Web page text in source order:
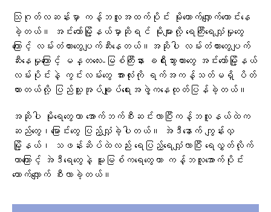
သြဂုတ်လဆန်းမှာ ကန့်ဘလူအထက်ပိုင်း မိုးတောက်လျှောက်ကောင်းနေ
ခဲ့တယ်။ အင်းတော်မြို့နယ်မှာဆိုရင် မိုးများလို့ ရေကြီးရေလျှံမှုတွေ
ကြောင့် လမ်းတံတားတွေပျက်ဆီးနေတယ်။အဆိုပါ လမ်းတံတားတွေပျက်
ဆီးနေမှုကြောင့် မန္တလေး-မြစ်ကြီးနား ခရီးသွားကားတွေ အင်းတော်မြို့နယ်
လမ်းပိုင်းနဲ့ ကွင်းလမ်းတွေ အားလုံးကို ရက်အကန့်သတ်မရှိ ပိတ်
ထားတယ်လို့ ပြည်သူ့အုပ်ချုပ်ရေးအဖွဲ့ကနေထုတ်ပြန်ခဲ့တယ်။
အဆိုပါ မိုးရေတွေဟာ အောက်ဘက်စီးဆင်းလာပြီးကန့်ဘလူနယ်ထဲက
ဆည်တွေ၊မြောင်းတွေ ပြည့်လျှံခဲ့ပါတယ်။ အဲဒီနောက် ကျွန်းလှ
မြို့နယ်၊ သဖန်းဆိပ်ထဲလည်း ရေပြည့်ရေလျှံလာပြီး ရေလွှတ်လိုက်
တာကြောင့် အဲဒီရေတွေနဲ့ မူးမြစ်ကရေတွေဟာ ကန့်ဘလူအောက်ပိုင်း
တောက်လျှောက် စီးလာခဲ့တယ်။